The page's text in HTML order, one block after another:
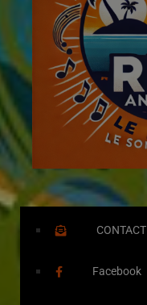
CONTACT
Facebook